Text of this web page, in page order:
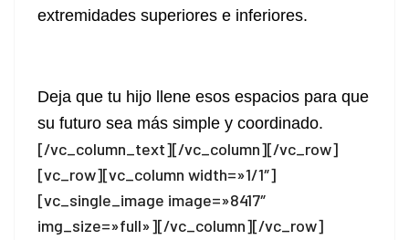
extremidades superiores e inferiores.
Deja que tu hijo llene esos espacios para que
su futuro sea más simple y coordinado.
[/vc_column_text][/vc_column][/vc_row]
[vc_row][vc_column width=»1/1″]
[vc_single_image image=»8417″
img_size=»full»][/vc_column][/vc_row]